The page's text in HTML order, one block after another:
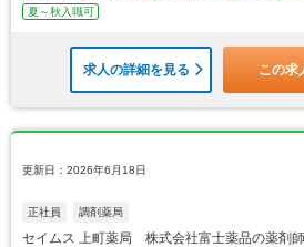
夏～秋入職可
求人の詳細を見る この求
更新日：2026年6月18日
正社員 調剤薬局
セイムス 上町薬局 株式会社富士薬品の薬剤